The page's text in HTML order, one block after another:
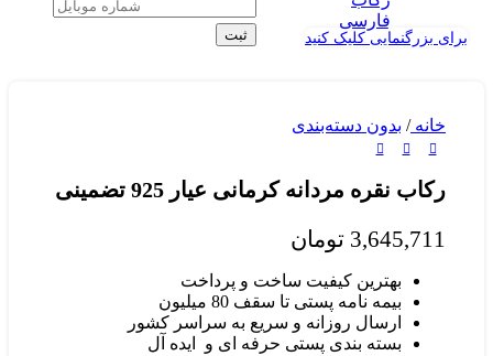
ثبت برای بزرگنمایی کلیک کنید
خانه/ بدون دسته‌بندی
رکاب نقره مردانه کرمانی عیار 925 تضمینی
3,645,711 تومان
بهترین کیفیت ساخت و پرداخت
بیمه نامه پستی تا سقف 80 میلیون
ارسال روزانه و سریع به سراسر کشور
بسته بندی پستی حرفه ای و ایده آل